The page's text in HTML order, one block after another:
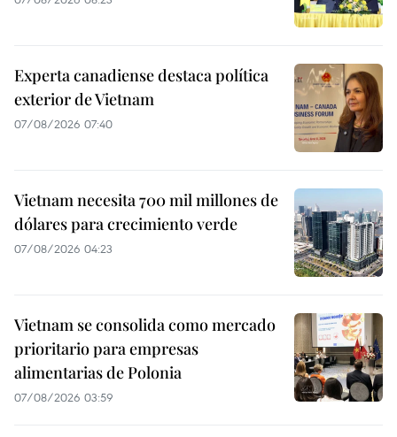
Experta canadiense destaca política
exterior de Vietnam
07/08/2026 07:40
Vietnam necesita 700 mil millones de
dólares para crecimiento verde
07/08/2026 04:23
Vietnam se consolida como mercado
prioritario para empresas
alimentarias de Polonia
07/08/2026 03:59